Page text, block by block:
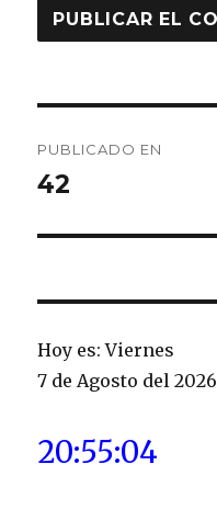
de
PUBLICADO EN
42
Hoy es: Viernes
7 de Agosto del 2026
20:55:05